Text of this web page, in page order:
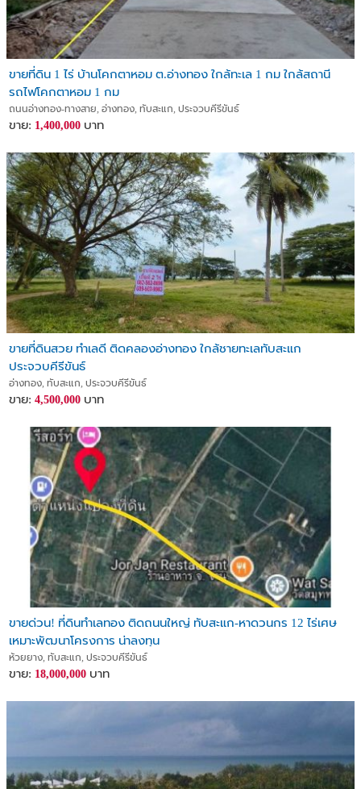
ขายที่ดิน 1 ไร่ บ้านโคกตาหอม ต.อ่างทอง ใกล้ทะเล 1 กม ใกล้สถานี
รถไฟโคกตาหอม 1 กม
ถนนอ่างทอง-ทางสาย, อ่างทอง, ทับสะแก, ประจวบคีรีขันธ์
ขาย: 1,400,000 บาท
ขายที่ดินสวย ทำเลดี ติดคลองอ่างทอง ใกล้ชายทะเลทับสะแก
ประจวบคีรีขันธ์
อ่างทอง, ทับสะแก, ประจวบคีรีขันธ์
ขาย: 4,500,000 บาท
ขายด่วน! ที่ดินทำเลทอง ติดถนนใหญ่ ทับสะแก-หาดวนกร 12 ไร่เศษ
เหมาะพัฒนาโครงการ น่าลงทุน
ห้วยยาง, ทับสะแก, ประจวบคีรีขันธ์
ขาย: 18,000,000 บาท